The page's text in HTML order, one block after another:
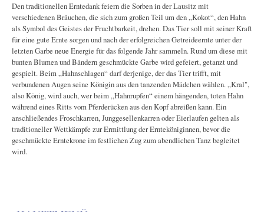
Den traditionellen Erntedank feiern die Sorben in der Lausitz mit
verschiedenen Bräuchen, die sich zum großen Teil um den „Kokot“, den Hahn
als Symbol des Geistes der Fruchtbarkeit, drehen. Das Tier soll mit seiner Kraft
für eine gute Ernte sorgen und nach der erfolgreichen Getreideernte unter der
letzten Garbe neue Energie für das folgende Jahr sammeln. Rund um diese mit
bunten Blumen und Bändern geschmückte Garbe wird gefeiert, getanzt und
gespielt. Beim „Hahnschlagen“ darf derjenige, der das Tier trifft, mit
verbundenen Augen seine Königin aus den tanzenden Mädchen wählen. „Kral",
also König, wird auch, wer beim „Hahnrupfen“ einem hängenden, toten Hahn
während eines Ritts vom Pferderücken aus den Kopf abreißen kann. Ein
anschließendes Froschkarren, Junggesellenkarren oder Eierlaufen gelten als
traditioneller Wettkämpfe zur Ermittlung der Ernteköniginnen, bevor die
geschmückte Erntekrone im festlichen Zug zum abendlichen Tanz begleitet
wird.